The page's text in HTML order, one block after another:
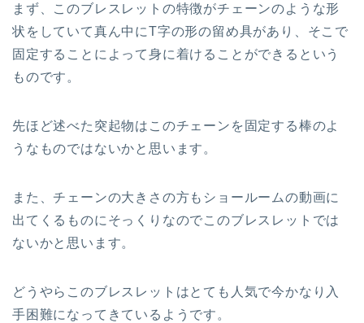
まず、このブレスレットの特徴がチェーンのような形
状をしていて真ん中にT字の形の留め具があり、そこで
固定することによって身に着けることができるという
ものです。
先ほど述べた突起物はこのチェーンを固定する棒のよ
うなものではないかと思います。
また、チェーンの大きさの方もショールームの動画に
出てくるものにそっくりなのでこのブレスレットでは
ないかと思います。
どうやらこのブレスレットはとても人気で今かなり入
手困難になってきているようです。